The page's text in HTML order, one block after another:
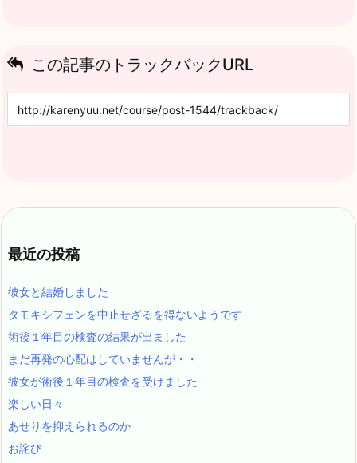
この記事のトラックバックURL
最近の投稿
彼女と結婚しました
タモキシフェンを中止せざるを得ないようです
術後１年目の検査の結果が出ました
まだ再発の心配はしていませんが・・
彼女が術後１年目の検査を受けました
楽しい日々
あせりを抑えられるのか
お詫び